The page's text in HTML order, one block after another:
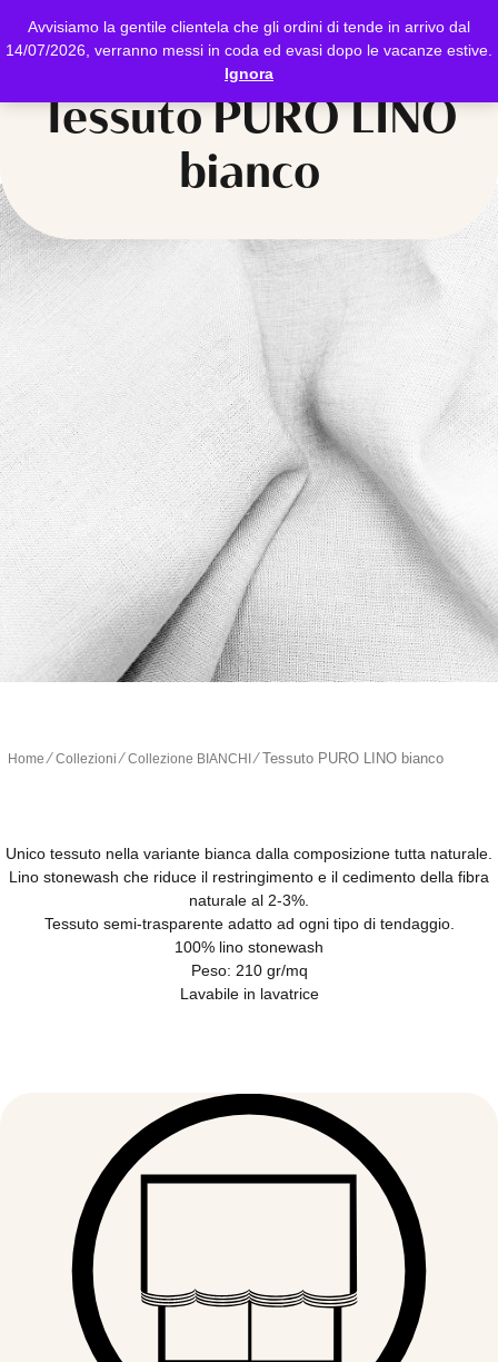
Avvisiamo la gentile clientela che gli ordini di tende in arrivo dal
14/07/2026, verranno messi in coda ed evasi dopo le vacanze estive.
Ignora
Tessuto PURO LINO
bianco
Home∕Collezioni∕Collezione BIANCHI ∕Tessuto PURO LINO bianco
Unico tessuto nella variante bianca dalla composizione tutta naturale.
Lino stonewash che riduce il restringimento e il cedimento della fibra
naturale al 2-3%.
Tessuto semi-trasparente adatto ad ogni tipo di tendaggio.
100% lino stonewash
Peso: 210 gr/mq
Lavabile in lavatrice